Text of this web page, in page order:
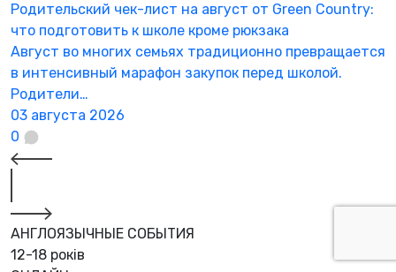
Родительский чек-лист на август от Green Country:
что подготовить к школе кроме рюкзака
Август во многих семьях традиционно превращается
в интенсивный марафон закупок перед школой.
Родители…
03 августа 2026
0
АНГЛОЯЗЫЧНЫЕ СОБЫТИЯ
12-18 років